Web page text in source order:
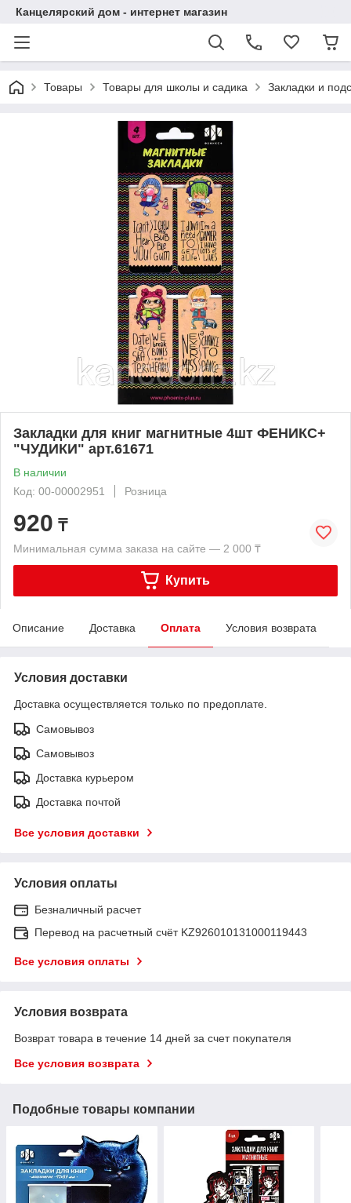
Канцелярский дом - интернет магазин
Товары Товары для школы и садика Закладки и
Закладки для книг магнитные 4шт ФЕНИКС+
"ЧУДИКИ" арт.61671
В наличии
Код: 00-00002951
Розница
920 ₸
Минимальная сумма заказа на сайте — 2 000 ₸
Купить
Описание Доставка Оплата Условия возврата
Условия доставки
Доставка осуществляется только по предоплате.
Самовывоз
Самовывоз
Доставка курьером
Доставка почтой
Все условия доставки
Условия оплаты
Безналичный расчет
Перевод на расчетный счёт KZ926010131000119443
Все условия оплаты
Условия возврата
Возврат товара в течение 14 дней за счет покупателя
Все условия возврата
Подобные товары компании